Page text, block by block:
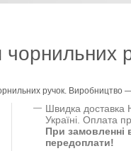
чорнильних
ручок.
— Швидка доставка
Україні. Оплата
При замовленні
передоплати!